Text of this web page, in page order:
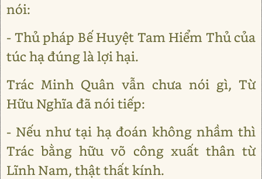
nói:
- Thủ pháp Bế Huyệt Tam Hiểm Thủ của
túc hạ đúng là lợi hại.
Trác Minh Quân vẫn chưa nói gì, Từ
Hữu Nghĩa đã nói tiếp:
- Nếu như tại hạ đoán không nhầm thì
Trác bằng hữu võ công xuất thân từ
Lĩnh Nam, thật thất kính.